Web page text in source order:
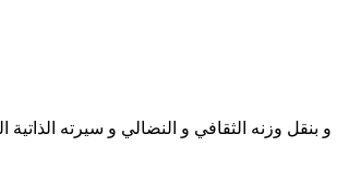
وزنه الثقافي و النضالي و سيرته